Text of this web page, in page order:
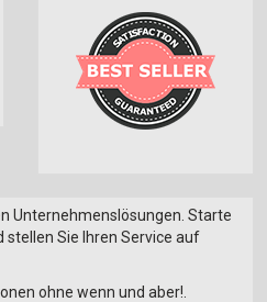
Unternehmenslösungen. Starte
stellen Sie Ihren Service auf
ohne wenn und aber!.